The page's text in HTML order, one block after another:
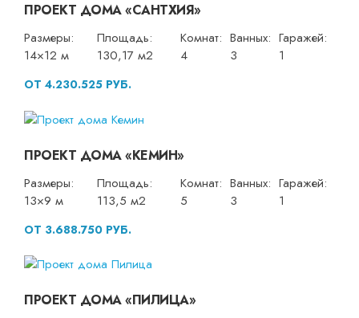
ПРОЕКТ ДОМА «САНТХИЯ»
Размеры:
14×12 м
Площадь:
130,17 м2
Комнат:
4
Ванных:
3
Гаражей:
1
ОТ 4.230.525 РУБ.
ПРОЕКТ ДОМА «КЕМИН»
Размеры:
13×9 м
Площадь:
113,5 м2
Комнат:
5
Ванных:
3
Гаражей:
1
ОТ 3.688.750 РУБ.
ПРОЕКТ ДОМА «ПИЛИЦА»